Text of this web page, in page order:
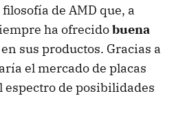
de AMD que, a
ha ofrecidobuena
en sus productos. Gracias a
el mercado de placas
espectro de posibilidades